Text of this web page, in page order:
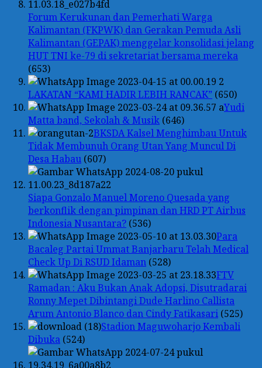
Forum Kerukunan dan Pemerhati Warga
Kalimantan (FKPWK) dan Gerakan Pemuda Asli
Kalimantan (GEPAK) menggelar konsolidasi jelang
HUT TNI ke-79 di sekretariat bersama mereka
(653)
LAKATAN “KAMI HADIR LEBIH RANCAK” (650)
Yudi
Matta band, Sekolah & Musik (646)
BKSDA Kalsel Menghimbau Untuk
Tidak Membunuh Orang Utan Yang Muncul Di
Desa Habau (607)
Siapa Gonzalo Manuel Moreno Quesada yang
berkonflik dengan pimpinan dan HRD PT Airbus
Indonesia Nusantara? (536)
Para
Bacaleg Partai Ummat Banjarbaru Telah Medical
Check Up Di RSUD Idaman (528)
FTV
Ramadan : Aku Bukan Anak Adopsi, Disutradarai
Ronny Mepet Dibintangi Dude Harlino Callista
Arum Antonio Blanco dan Cindy Fatikasari (525)
Stadion Maguwoharjo Kembali
Dibuka (524)